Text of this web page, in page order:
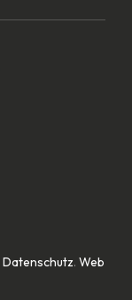
Datenschutz. Web